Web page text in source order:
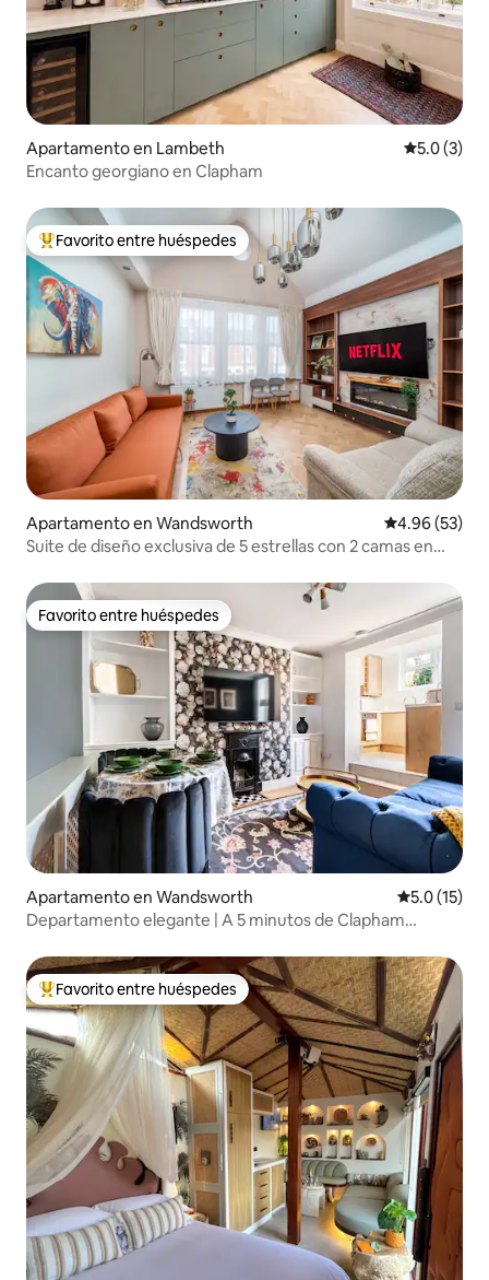
Apartamento en Lambeth
5.0 (3)
Encanto georgiano en Clapham
Favorito entre huéspedes preferido
Favorito entre huéspedes
Apartamento en Wandsworth Calificación
4.96 (53)
Suite de diseño exclusiva de 5 estrellas con 2 camas en
Favorito entre huéspedes
Favorito entre huéspedes
Apartamento en Wandsworth Calificación
5.0 (15)
Departamento elegante | A 5 minutos de Clapham
Favorito entre huéspedes preferido
Favorito entre huéspedes